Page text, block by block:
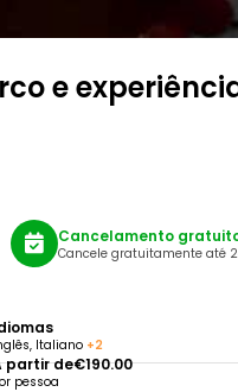
e
Italiano +2
partir de€190.00
pessoa
Cancelamento
Cancele gratuitamente até